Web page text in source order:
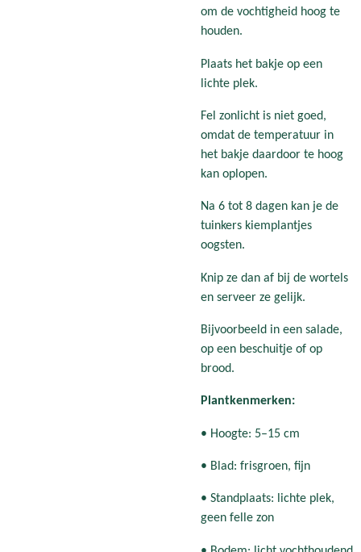
om de vochtigheid hoog te
houden.
Plaats het bakje op een
lichte plek.
Fel zonlicht is niet goed,
omdat de temperatuur in
het bakje daardoor te hoog
kan oplopen.
Na 6 tot 8 dagen kan je de
tuinkers kiemplantjes
oogsten.
Knip ze dan af bij de wortels
en serveer ze gelijk.
Bijvoorbeeld in een salade,
op een beschuitje of op
brood.
Plantkenmerken:
• Hoogte: 5–15 cm
• Blad: frisgroen, fijn
• Standplaats: lichte plek,
geen felle zon